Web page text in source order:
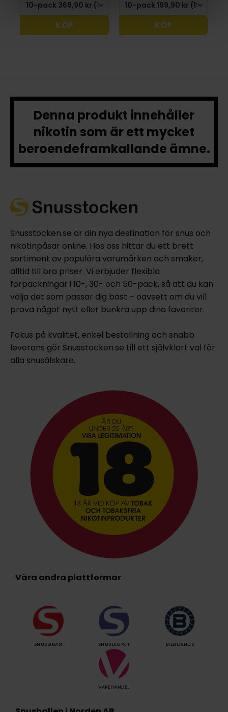
KÖP KÖP
Denna produkt innehåller
nikotin som är ett mycket
beroendeframkallande ämne.
Snusstocken.se är din nya destination för snus och
nikotinpåsar online. Hos oss hittar du ett brett
sortiment av populära varumärken och smaker,
alltid till bra priser. Vi erbjuder flexibla
förpackningar i 10-, 30- och 50-pack, så att du kan
välja det som passar dig bäst – oavsett om du vill
prova något nytt eller bunkra upp dina favoriter.
Fokus på kvalitet, enkel beställning och snabb
leverans gör Snusstocken.se till ett självklart val för
alla snusälskare.
Våra andra plattformar
SNUSSIDAN SNUSLAGRET BILLIGSNUS
VAPEHANDEL